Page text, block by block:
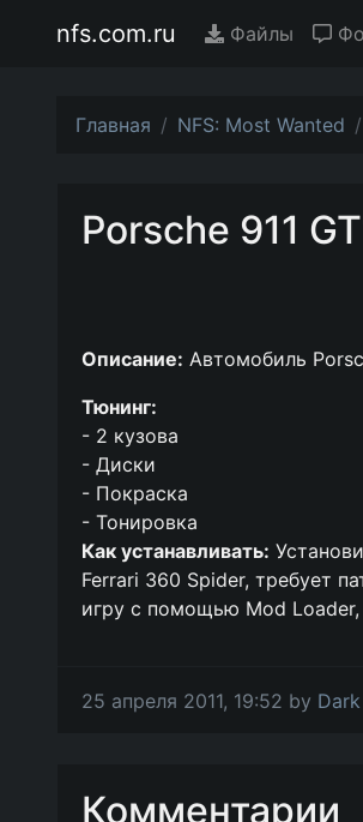
nfs.com.ru Файлы
Главная NFS: Most Wanted
Porsche 911
Описание: Автомобиль
Тюнинг:
- 2 кузова
- Диски
- Покраска
- Тонировка
Как устанавливать:
Ferrari 360 Spider, требует
игру с помощью Mod Loader,
25 апреля 2011, 19:52 by
Комментарии